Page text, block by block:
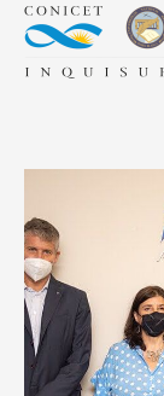
Skip
content